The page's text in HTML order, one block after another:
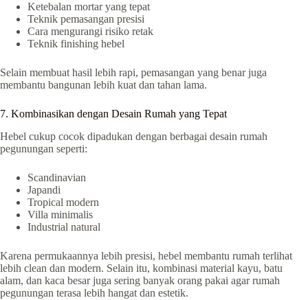
Ketebalan mortar yang tepat
Teknik pemasangan presisi
Cara mengurangi risiko retak
Teknik finishing hebel
Selain membuat hasil lebih rapi, pemasangan yang benar juga
membantu bangunan lebih kuat dan tahan lama.
7. Kombinasikan dengan Desain Rumah yang Tepat
Hebel cukup cocok dipadukan dengan berbagai desain rumah
pegunungan seperti:
Scandinavian
Japandi
Tropical modern
Villa minimalis
Industrial natural
Karena permukaannya lebih presisi, hebel membantu rumah terlihat
lebih clean dan modern. Selain itu, kombinasi material kayu, batu
alam, dan kaca besar juga sering banyak orang pakai agar rumah
pegunungan terasa lebih hangat dan estetik.